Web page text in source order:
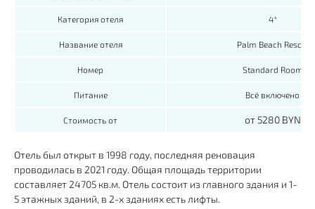
Категория отеля 4*
Название отеля Palm Beach Resort
Номер Standard Room
Питание Всё включено
Стоимость от от 5280 BYN
Отель был открыт в 1998 году, последняя реновация
проводилась в 2021 году. Общая площадь территории
составляет 24705 кв.м. Отель состоит из главного здания и 1-
5 этажных зданий, в 2-х зданиях есть лифты.